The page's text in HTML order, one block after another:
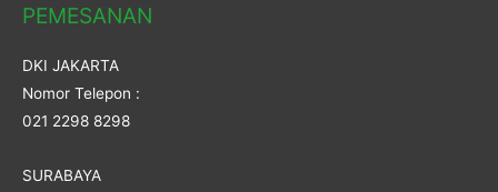
PEMESANAN
DKI JAKARTA
Nomor Telepon :
021 2298 8298
SURABAYA